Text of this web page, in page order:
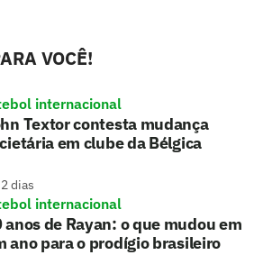
VOCÊ!
internacional
Textor contesta mudança
em clube da Bélgica
dias
internacional
anos de Rayan: o que mudou em
ano para o prodígio brasileiro